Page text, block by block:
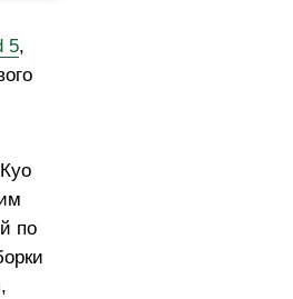
5,
по